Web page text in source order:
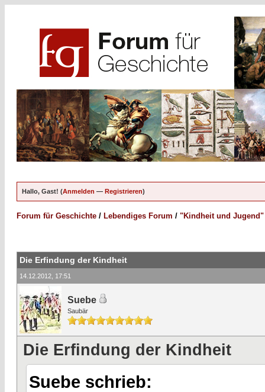
Hallo, Gast! (Anmelden — Registrieren)
Forum für Geschichte / Lebendiges Forum / "Kindheit und
Die Erfindung der Kindheit
14.12.2012, 17:51
Suebe
Saubär
Die Erfindung der Kindheit
Suebe schrieb: